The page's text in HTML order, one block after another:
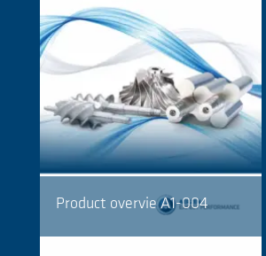
Product overvie A1-004